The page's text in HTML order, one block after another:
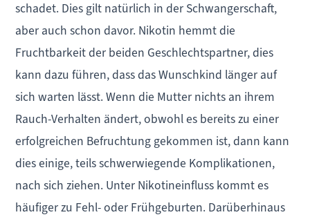
schadet. Dies gilt natürlich in der Schwangerschaft,
aber auch schon davor. Nikotin hemmt die
Fruchtbarkeit der beiden Geschlechtspartner, dies
kann dazu führen, dass das Wunschkind länger auf
sich warten lässt. Wenn die Mutter nichts an ihrem
Rauch-Verhalten ändert, obwohl es bereits zu einer
erfolgreichen Befruchtung gekommen ist, dann kann
dies einige, teils schwerwiegende Komplikationen,
nach sich ziehen. Unter Nikotineinfluss kommt es
häufiger zu Fehl- oder Frühgeburten. Darüberhinaus